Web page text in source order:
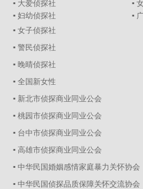
▪ 大爱侦探社
▪
▪ 妇幼侦探社
▪
▪ 女子侦探社
▪ 警民侦探社
▪ 晚晴侦探社
▪ 全国新女性
▪ 新北市侦探商业同业公会
▪ 桃园市侦探商业同业公会
▪ 台中市侦探商业同业公会
▪ 高雄市侦探商业同业公会
▪ 中华民国婚姻感情家庭暴力关怀协会
▪ 中华民国侦探品质保障关怀交流协会